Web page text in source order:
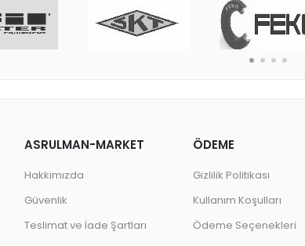
ASRULMAN-MARKET
Hakkımızda
Güvenlik
Teslimat ve İade Şartları
ÖDEME
Gizlilik Politikası
Kullanım Koşulları
Ödeme Seçenekleri